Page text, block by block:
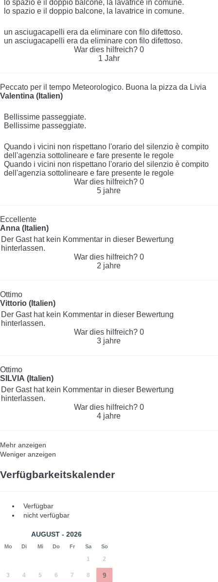
lo spazio e il doppio balcone, la lavatrice in comune.
lo spazio e il doppio balcone, la lavatrice in comune.
un asciugacapelli era da eliminare con filo difettoso.
un asciugacapelli era da eliminare con filo difettoso.
War dies hilfreich? 0
1 Jahr
Peccato per il tempo Meteorologico. Buona la pizza da Livia
Valentina (Italien)
Bellissime passeggiate.
Bellissime passeggiate.
Quando i vicini non rispettano l'orario del silenzio è compito
dell'agenzia sottolineare e fare presente le regole
Quando i vicini non rispettano l'orario del silenzio è compito
dell'agenzia sottolineare e fare presente le regole
War dies hilfreich? 0
5 jahre
Eccellente
Anna (Italien)
Der Gast hat kein Kommentar in dieser Bewertung
hinterlassen.
War dies hilfreich? 0
2 jahre
Ottimo
Vittorio (Italien)
Der Gast hat kein Kommentar in dieser Bewertung
hinterlassen.
War dies hilfreich? 0
3 jahre
Ottimo
SILVIA (Italien)
Der Gast hat kein Kommentar in dieser Bewertung
hinterlassen.
War dies hilfreich? 0
4 jahre
Mehr anzeigen
Weniger anzeigen
Verfügbarkeitskalender
Verfügbar
nicht verfügbar
AUGUST - 2026
Mo Di Mi Do Fr Sa So
1 2
3 4 5 6 7 8 9